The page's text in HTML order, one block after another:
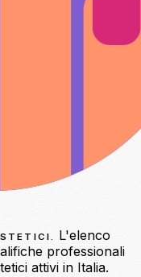
L'elenco
professionali
attivi in Italia.